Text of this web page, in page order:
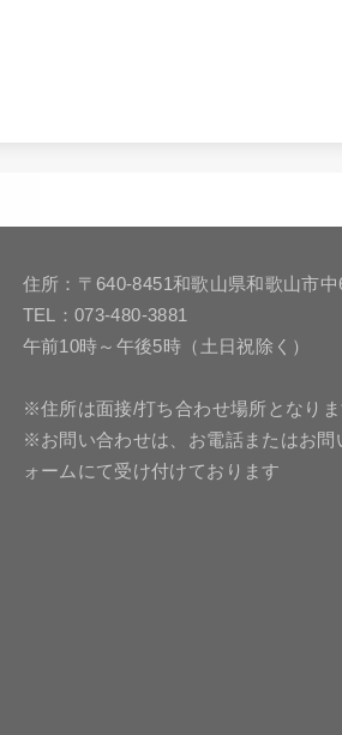
住所：〒640-8451和歌山県和歌山市中
TEL：073-480-3881
午前10時～午後5時（土日祝除く）
※住所は面接/打ち合わせ場所となり
※お問い合わせは、お電話またはお問
ォームにて受け付けております